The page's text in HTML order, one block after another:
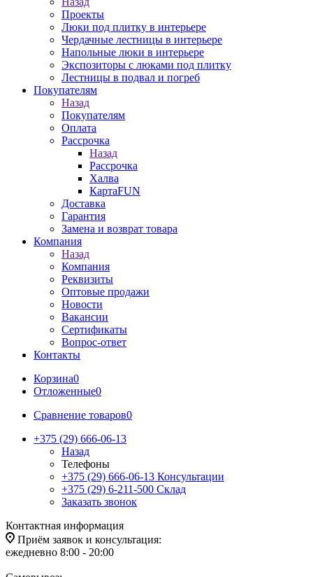
Проекты
Люки под плитку в интерьере
Чердачные лестницы в интерьере
Напольные люки в интерьере
Экспозиторы с люками под плитку
Лестницы в подвал и погреб
Покупателям
Назад
Покупателям
Оплата
Рассрочка
Назад
Рассрочка
Халва
КартаFUN
Доставка
Гарантия
Замена и возврат товара
Компания
Назад
Компания
Реквизиты
Оптовые продажи
Новости
Вакансии
Сертификаты
Вопрос-ответ
Контакты
Корзина0
Отложенные0
Сравнение товаров0
+375 (29) 666-06-13
Назад
Телефоны
+375 (29) 666-06-13 Консультации
+375 (29) 6-211-500 Склад
Заказать звонок
Контактная информация
Приём заявок и консультация:
ежедневно 8:00 - 20:00